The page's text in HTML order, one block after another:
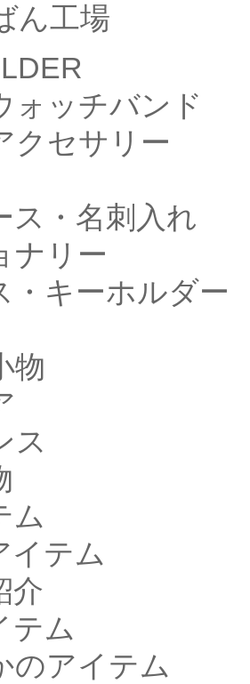
ん工場
ォッチバンド
クセサリー
ス・名刺入れ
ナリー
・キーホルダー
物
ス
ム
イテム
介
テム
のアイテム